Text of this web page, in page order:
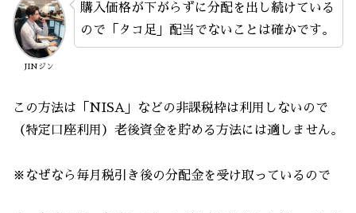
JINジン
購入価格が下がらずに分配を出し続けている
ので「タコ足」配当でないことは確かです。
この方法は「NISA」などの非課税枠は利用しないので
（特定口座利用）老後資金を貯める方法には適しません。
※なぜなら毎月税引き後の分配金を受け取っているので